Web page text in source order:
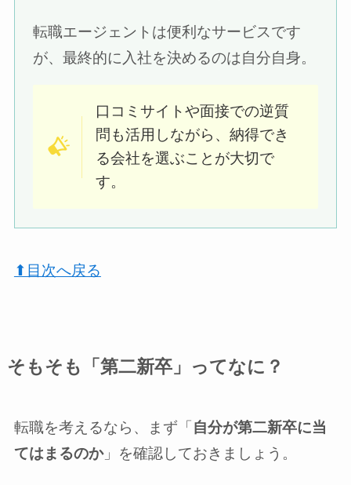
転職エージェントは便利なサービスです
が、最終的に入社を決めるのは自分自身。
口コミサイトや面接での逆質
問も活用しながら、納得でき
る会社を選ぶことが大切で
す。
⬆︎目次へ戻る
そもそも「第二新卒」ってなに？
転職を考えるなら、まず「自分が第二新卒に当
てはまるのか」を確認しておきましょう。